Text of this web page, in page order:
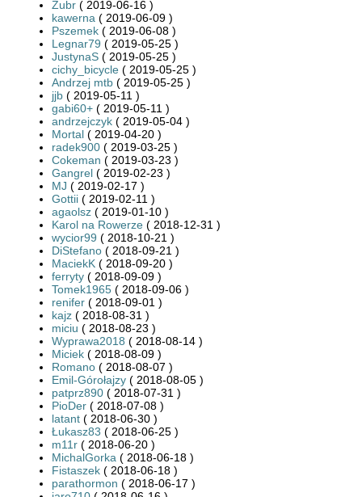
Żubr ( 2019-06-16 )
kawerna ( 2019-06-09 )
Pszemek ( 2019-06-08 )
Legnar79 ( 2019-05-25 )
JustynaS ( 2019-05-25 )
cichy_bicycle ( 2019-05-25 )
Andrzej mtb ( 2019-05-25 )
jjb ( 2019-05-11 )
gabi60+ ( 2019-05-11 )
andrzejczyk ( 2019-05-04 )
Mortal ( 2019-04-20 )
radek900 ( 2019-03-25 )
Cokeman ( 2019-03-23 )
Gangrel ( 2019-02-23 )
MJ ( 2019-02-17 )
Gottii ( 2019-02-11 )
agaolsz ( 2019-01-10 )
Karol na Rowerze ( 2018-12-31 )
wycior99 ( 2018-10-21 )
DiStefano ( 2018-09-21 )
MaciekK ( 2018-09-20 )
ferryty ( 2018-09-09 )
Tomek1965 ( 2018-09-06 )
renifer ( 2018-09-01 )
kajz ( 2018-08-31 )
miciu ( 2018-08-23 )
Wyprawa2018 ( 2018-08-14 )
Miciek ( 2018-08-09 )
Romano ( 2018-08-07 )
Emil-Górołajzy ( 2018-08-05 )
patprz890 ( 2018-07-31 )
PioDer ( 2018-07-08 )
latant ( 2018-06-30 )
Łukasz83 ( 2018-06-25 )
m11r ( 2018-06-20 )
MichalGorka ( 2018-06-18 )
Fistaszek ( 2018-06-18 )
parathormon ( 2018-06-17 )